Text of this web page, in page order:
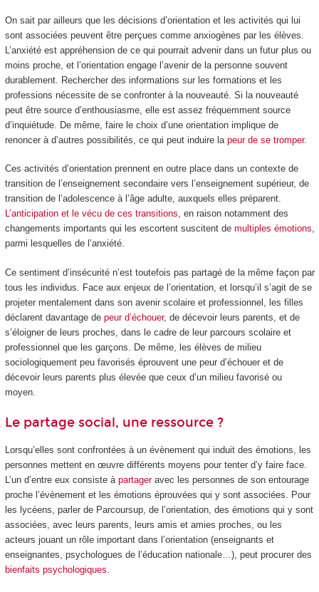
On sait par ailleurs que les décisions d’orientation et les activités qui lui
sont associées peuvent être perçues comme anxiogènes par les élèves.
L’anxiété est appréhension de ce qui pourrait advenir dans un futur plus ou
moins proche, et l’orientation engage l’avenir de la personne souvent
durablement. Rechercher des informations sur les formations et les
professions nécessite de se confronter à la nouveauté. Si la nouveauté
peut être source d’enthousiasme, elle est assez fréquemment source
d’inquiétude. De même, faire le choix d’une orientation implique de
renoncer à d’autres possibilités, ce qui peut induire la peur de se tromper.
Ces activités d’orientation prennent en outre place dans un contexte de
transition de l’enseignement secondaire vers l’enseignement supérieur, de
transition de l’adolescence à l’âge adulte, auxquels elles préparent.
L’anticipation et le vécu de ces transitions, en raison notamment des
changements importants qui les escortent suscitent de multiples émotions,
parmi lesquelles de l’anxiété.
Ce sentiment d’insécurité n’est toutefois pas partagé de la même façon par
tous les individus. Face aux enjeux de l’orientation, et lorsqu’il s’agit de se
projeter mentalement dans son avenir scolaire et professionnel, les filles
déclarent davantage de peur d’échouer, de décevoir leurs parents, et de
s’éloigner de leurs proches, dans le cadre de leur parcours scolaire et
professionnel que les garçons. De même, les élèves de milieu
sociologiquement peu favorisés éprouvent une peur d’échouer et de
décevoir leurs parents plus élevée que ceux d’un milieu favorisé ou
moyen.
Le partage social, une ressource ?
Lorsqu’elles sont confrontées à un évènement qui induit des émotions, les
personnes mettent en œuvre différents moyens pour tenter d’y faire face.
L’un d’entre eux consiste à partageravec les personnes de son entourage
proche l’évènement et les émotions éprouvées qui y sont associées. Pour
les lycéens, parler de Parcoursup, de l’orientation, des émotions qui y sont
associées, avec leurs parents, leurs amis et amies proches, ou les
acteurs jouant un rôle important dans l’orientation (enseignants et
enseignantes, psychologues de l’éducation nationale…), peut procurer des
bienfaits psychologiques.